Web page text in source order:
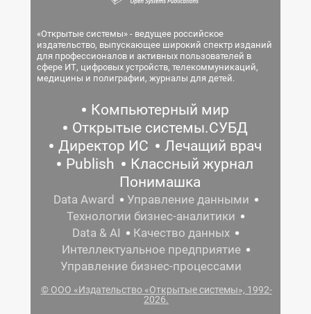
«Открытые системы» - ведущее российское
издательство, выпускающее широкий спектр изданий
для профессионалов и активных пользователей в
сфере ИТ, цифровых устройств, телекоммуникаций,
медицины и полиграфии, журналы для детей.
Компьютерный мир
Открытые системы.СУБД
Директор ИС
Лечащий врач
Publish
Классный журнал
Понимашка
Data Award
Управление данными
Технологии бизнес-аналитики
Data & AI
Качество данных
Интеллектуальное предприятие
Управление бизнес-процессами
© ООО «Издательство «Открытые системы», 1992-
2026.